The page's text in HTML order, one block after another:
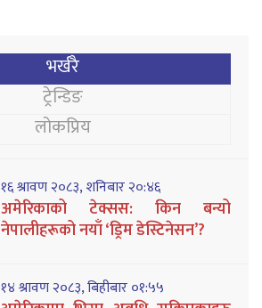
भर्खरै
ट्रेन्डिङ
लोकप्रिय
१६ श्रावण २०८३, शनिबार २०:४६
अमेरिकाको टेक्सस: किन बन्यो
नेपालीहरूको नयाँ ‘ड्रिम डेस्टिनेसन’?
१४ श्रावण २०८३, बिहीबार ०१:५५